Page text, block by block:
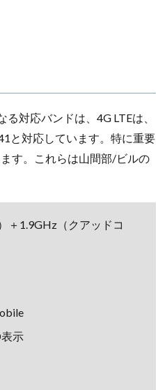
対応バンドは、4G LTEは、
と対応しています。特に重要
す。これらは山間部/ビルの
＋1.9GHz（クアッドコ
示